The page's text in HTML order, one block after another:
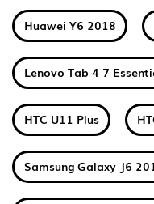
Huawei Y6 2018
Lenovo Tab 4 7
HTC U11 Plus
Samsung Galaxy J6